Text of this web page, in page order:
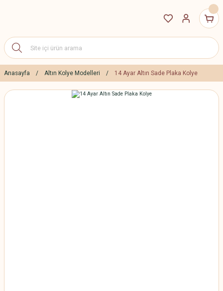
Anasayfa Altın Kolye Modelleri 14 Ayar Altın Sade Plaka Kolye